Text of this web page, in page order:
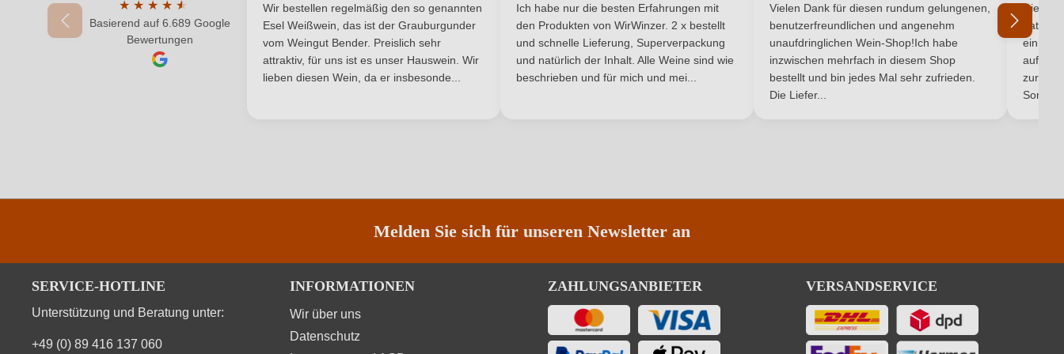
Restzucker in g/L Säuregehalt in g/L 6,5 g/L
Traubenfarbe Vegan Ja
Brennwert 315 kJ / 75 kcal
Zutaten Trauben, Konservierungsstoffe (Sulfite). Enthält geringfügige Mengen von Fett, gesättigten Fettsäuren, Eiweiß und Salz
Ihr Passwort
Ich habe mein Passwort vergessen
★ ★ ★ ★ ★
★
Durchschnittliche Bewertung von 4.7 von 5 Sternen
Basierend auf 6.689 Google
Bewertungen
Durchschnittliche Bewertung von 5 von 5 Sternen
Wir bestellen regelmäßig den so genannten
Esel Weißwein, das ist der Grauburgunder
vom Weingut Bender. Preislich sehr
attraktiv, für uns ist es unser Hauswein. Wir
lieben diesen Wein, da er insbesonde...
Durchschnittliche Bewertung von 5 von 5 Sternen
Ich habe nur die besten Erfahrungen mit
den Produkten von WirWinzer. 2 x bestellt
und schnelle Lieferung, Superverpackung
und natürlich der Inhalt. Alle Weine sind wie
beschrieben und für mich und mei...
Durchschnittliche Bewertung von 5 von 5 Sternen
Vielen Dank für diesen rundum gelungenen,
benutzerfreundlichen und angenehm
unaufdringlichen Wein-Shop!Ich habe
inzwischen mehrfach in diesem Shop
bestellt und bin jedes Mal sehr zufrieden.
Die Liefer...
Die
hat
einmal
auf
zurück
Son...
Melden Sie sich für unseren Newsletter an
SERVICE-HOTLINE
Unterstützung und Beratung unter:
+49 (0) 89 416 137 060
INFORMATIONEN
Wir über uns
Datenschutz
ZAHLUNGSANBIETER VERSANDSERVICE